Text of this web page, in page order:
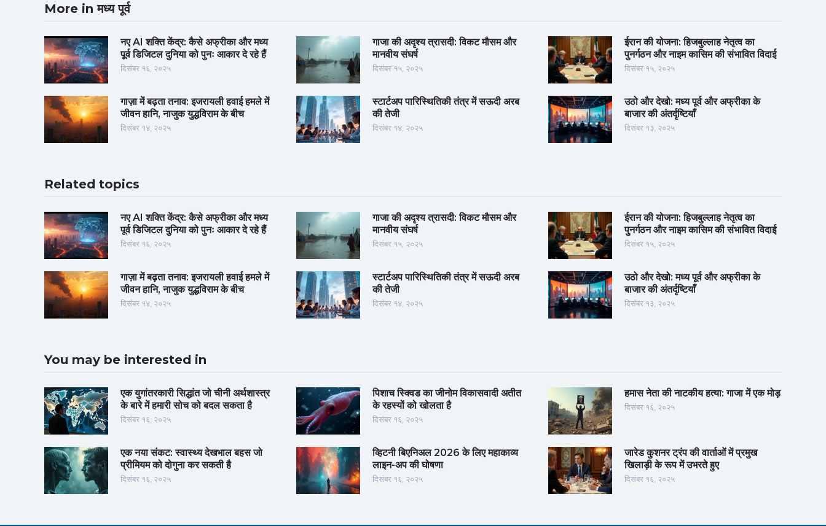
More in मध्य पूर्व
नए AI शक्ति केंद्र: कैसे अफ्रीका और मध्य
पूर्व डिजिटल दुनिया को पुनः आकार दे रहे हैं
दिसंबर १६, २०२५
गाजा की अदृश्य त्रासदी: विकट मौसम और
मानवीय संघर्ष
दिसंबर १५, २०२५
ईरान की योजना: हिजबुल्लाह नेतृत्व का
पुनर्गठन और नाइम कासिम की संभावित विदाई
दिसंबर १५, २०२५
गाज़ा में बढ़ता तनाव: इजरायली हवाई हमले में
जीवन हानि, नाजुक युद्धविराम के बीच
दिसंबर १४, २०२५
स्टार्टअप पारिस्थितिकी तंत्र में सऊदी अरब
की तेजी
दिसंबर १४, २०२५
उठो और देखो: मध्य पूर्व और अफ्रीका के
बाजार की अंतर्दृष्टियाँ
दिसंबर १३, २०२५
Related topics
नए AI शक्ति केंद्र: कैसे अफ्रीका और मध्य
पूर्व डिजिटल दुनिया को पुनः आकार दे रहे हैं
दिसंबर १६, २०२५
गाजा की अदृश्य त्रासदी: विकट मौसम और
मानवीय संघर्ष
दिसंबर १५, २०२५
ईरान की योजना: हिजबुल्लाह नेतृत्व का
पुनर्गठन और नाइम कासिम की संभावित विदाई
दिसंबर १५, २०२५
गाज़ा में बढ़ता तनाव: इजरायली हवाई हमले में
जीवन हानि, नाजुक युद्धविराम के बीच
दिसंबर १४, २०२५
स्टार्टअप पारिस्थितिकी तंत्र में सऊदी अरब
की तेजी
दिसंबर १४, २०२५
उठो और देखो: मध्य पूर्व और अफ्रीका के
बाजार की अंतर्दृष्टियाँ
दिसंबर १३, २०२५
You may be interested in
एक युगांतरकारी सिद्धांत जो चीनी अर्थशास्त्र
के बारे में हमारी सोच को बदल सकता है
दिसंबर १६, २०२५
पिशाच स्क्विड का जीनोम विकासवादी अतीत
के रहस्यों को खोलता है
दिसंबर १६, २०२५
हमास नेता की नाटकीय हत्या: गाजा में एक मोड़
दिसंबर १६, २०२५
एक नया संकट: स्वास्थ्य देखभाल बहस जो
प्रीमियम को दोगुना कर सकती है
दिसंबर १६, २०२५
व्हिटनी बिएनिअल 2026 के लिए महाकाव्य
लाइन-अप की घोषणा
दिसंबर १६, २०२५
जारेड कुशनर ट्रंप की वार्ताओं में प्रमुख
खिलाड़ी के रूप में उभरते हुए
दिसंबर १६, २०२५